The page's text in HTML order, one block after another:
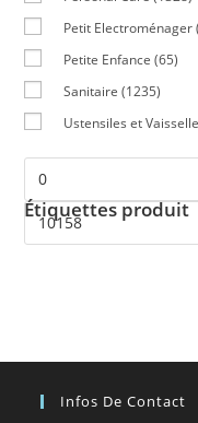
Petit Electroménager
Petite Enfance (65)
Sanitaire (1235)
Ustensiles et
Étiquettes produit
Infos De Contact